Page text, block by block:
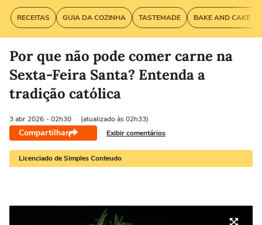
RECEITAS GUIA DA COZINHA TASTEMADE BAKE AND CAKE
Por que não pode comer carne na
Sexta-Feira Santa​? Entenda a
tradição católica
3 abr 2026 - 02h30 (atualizado às 02h33)
Compartilhar Exibir comentários
Licenciado de Simples Conteudo